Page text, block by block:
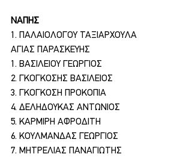
ΝΑΠΗΣ
1. ΠΑΛΑΙΟΛΟΓΟΥ ΤΑΞΙΑΡΧΟΥΛΑ
ΑΓΙΑΣ ΠΑΡΑΣΚΕΥΗΣ
1. ΒΑΣΙΛΕΙΟΥ ΓΕΩΡΓΙΟΣ
2. ΓΚΟΓΚΟΣΗΣ ΒΑΣΙΛΕΙΟΣ
3. ΓΚΟΓΚΟΣΗ ΠΡΟΚΟΠΙΑ
4. ΔΕΛΗΔΟΥΚΑΣ ΑΝΤΩΝΙΟΣ
5. ΚΑΡΜΙΡΗ ΑΦΡΟΔΙΤΗ
6. ΚΟΥΛΜΑΝΔΑΣ ΓΕΩΡΓΙΟΣ
7. ΜΗΤΡΕΛΙΑΣ ΠΑΝΑΓΙΩΤΗΣ